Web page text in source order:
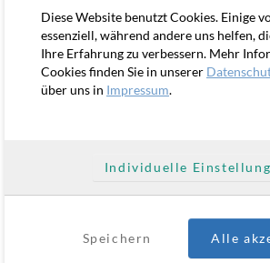
Unternehmensseite mit integriertem Blog
Diese Website benutzt Cookies. Einige
essenziell, während andere uns helfen,
Ihre Erfahrung zu verbessern. Mehr
Cookies finden Sie in unserer
über uns in Impressum.
Individuelle
Speichern Alle